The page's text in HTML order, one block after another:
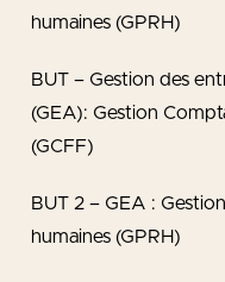
humaines (GPRH)
BUT – Gestion des
(GEA): Gestion
(GCFF)
BUT 2 – GEA :
humaines (GPRH)